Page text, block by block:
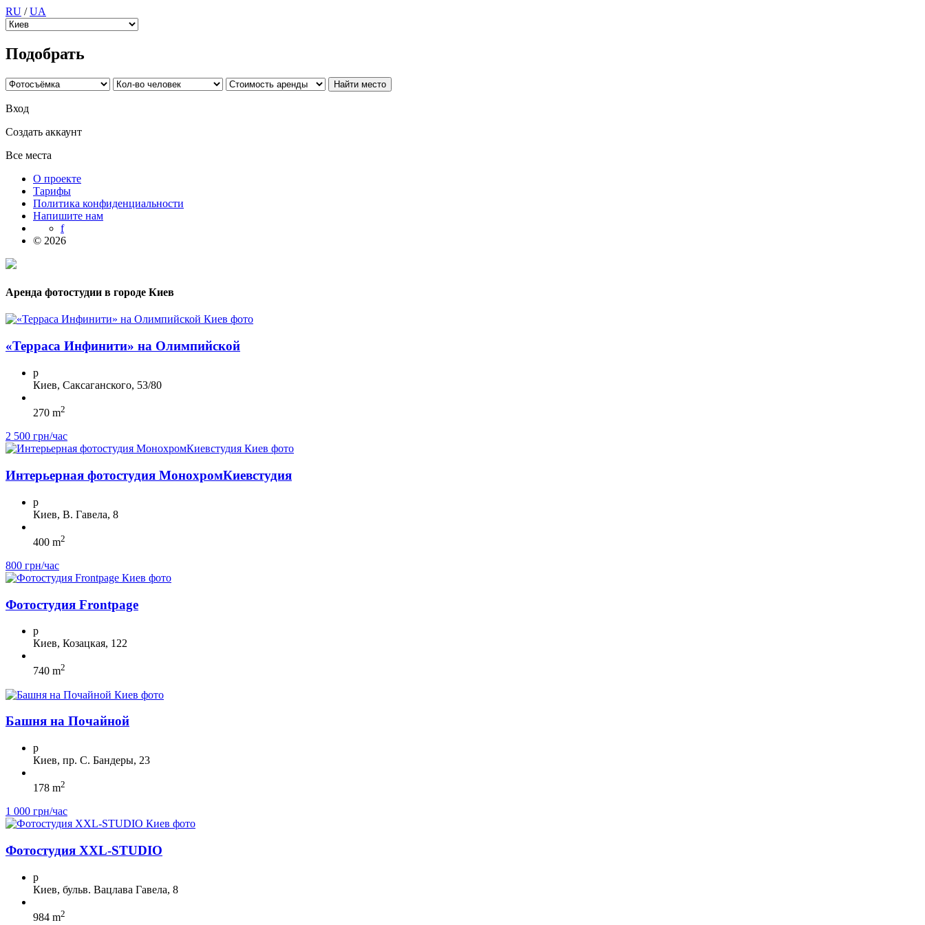
RU /UA
Подобрать
Вход
Создать аккаунт
Все места
О проекте
Тарифы
Политика конфиденциальности
Напишите нам
f
© 2026
Аренда фотостудии в городе Киев
«Терраса Инфинити» на Олимпийской
p
Киев, Саксаганского, 53/80
270 m2
2 500 грн/час
Интерьерная фотостудия МонохромКиевстудия
p
Киев, В. Гавела, 8
400 m2
800 грн/час
Фотостудия Frontpage
p
Киев, Козацкая, 122
740 m2
Башня на Почайной
p
Киев, пр. С. Бандеры, 23
178 m2
1 000 грн/час
Фотостудия XXL-STUDIO
p
Киев, бульв. Вацлава Гавела, 8
984 m2